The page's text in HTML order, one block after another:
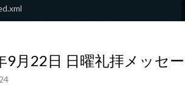
9月22日 日曜礼拝メッセ